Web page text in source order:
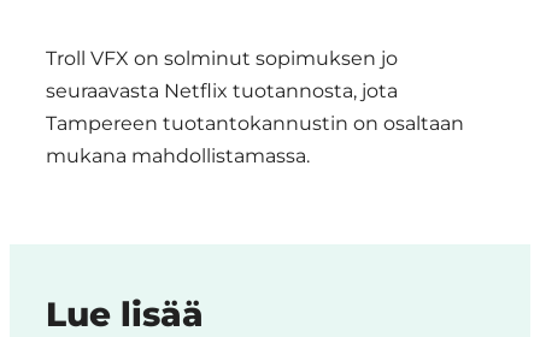
Troll VFX on solminut sopimuksen jo
seuraavasta Netflix tuotannosta, jota
Tampereen tuotantokannustin on osaltaan
mukana mahdollistamassa.
Lue lisää